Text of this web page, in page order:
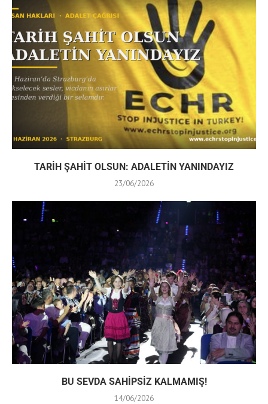
TARİH ŞAHİT OLSUN: ADALETİN YANINDAYIZ
23/06/2026
BU SEVDA SAHİPSİZ KALMAMIŞ!
14/06/2026